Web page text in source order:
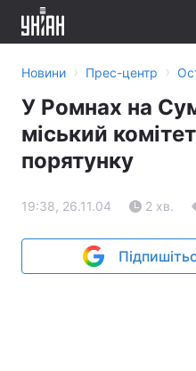
Новини › Прес-центр ›
У Ромнах на
міський
порятунку
19:38, 26.11.04 2 хв.